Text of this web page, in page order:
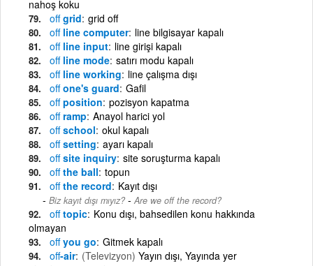
nahoş koku
offgrid grid off
offline computer line bilgisayar kapalı
offline input line girişi kapalı
offline mode satırı modu kapalı
offline working line çalışma dışı
offone's guard Gafil
offposition pozisyon kapatma
offramp Anayol harici yol
offschool okul kapalı
offsetting ayarı kapalı
offsite inquiry site soruşturma kapalı
offthe ball topun
offthe record Kayıt dışı
Biz kayıt dışı mıyız? - Are we off the record?
offtopic Konu dışı, bahsedilen konu hakkında
olmayan
offyou go Gitmek kapalı
off-air (Televizyon) Yayın dışı, Yayında yer